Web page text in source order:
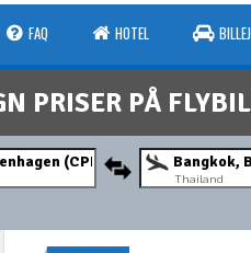
FAQ HOTEL
PRISER PÅ
Thailand